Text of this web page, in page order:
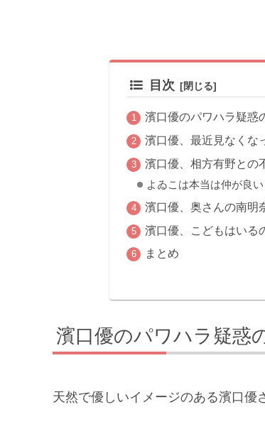
目次
濱⼝優のパワハラ疑惑
濱⼝優、最近⾒なくな
濱⼝優、相⽅有野との
よゐこは本当は仲が良い
濱⼝優、奥さんの南明
濱⼝優、こどもはいる
まとめ
濱⼝優のパワハラ疑惑
天然で優しいイメージのある濱口優